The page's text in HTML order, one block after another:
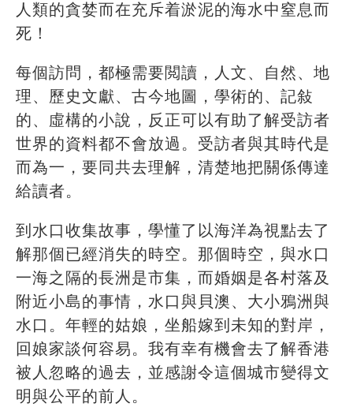
人類的貪婪而在充斥着淤泥的海水中窒息而
死！
每個訪問，都極需要閲讀，人文、自然、地
理、歷史文獻、古今地圖，學術的、記敍
的、虛構的小說，反正可以有助了解受訪者
世界的資料都不會放過。受訪者與其時代是
而為一，要同共去理解，清楚地把關係傳達
給讀者。
到水口收集故事，學懂了以海洋為視點去了
解那個已經消失的時空。那個時空，與水口
一海之隔的長洲是市集，而婚姻是各村落及
附近小島的事情，水口與貝澳、大小鴉洲與
水口。年輕的姑娘，坐船嫁到未知的對岸，
回娘家談何容易。我有幸有機會去了解香港
被人忽略的過去，並感謝令這個城市變得文
明與公平的前人。